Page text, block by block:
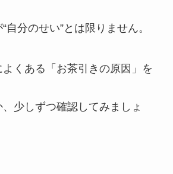
自分のせい”とは限りません。
くある「お茶引きの原因」を
少しずつ確認してみましょ